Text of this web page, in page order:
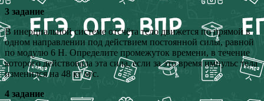
3 задание
В инерциальной системе отсчёта тело движется по прямой в
одном направлении под действием постоянной силы, равной
по модулю 6 Н. Определите промежуток времени, в течение
которого действовала эта сила, если за это время импульс тела
изменился на 48 кг м/с.
4 задание